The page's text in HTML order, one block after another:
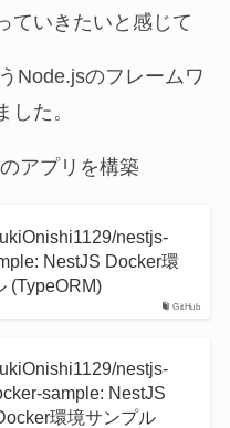
ていきたいと感じて
Node.jsのフレームワ
た。
アプリを構築
GitHub
nestjs-
NestJS Docker環
(TypeORM)
nestjs-
sample: NestJS
環境サンプル